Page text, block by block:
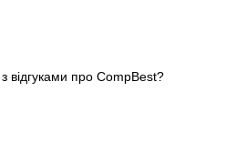
відгуками про CompBest?